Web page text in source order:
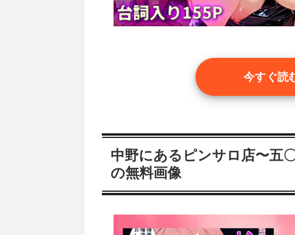
今すぐ読
中野にあるピンサロ店〜五
の無料画像